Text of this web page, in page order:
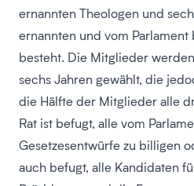
ernannten Theologen und
ernannten und vom Parlament
besteht. Die Mitglieder
sechs Jahren gewählt, die
die Hälfte der Mitglieder alle
Rat ist befugt, alle vom
Gesetzesentwürfe zu billigen
auch befugt, alle Kandidaten